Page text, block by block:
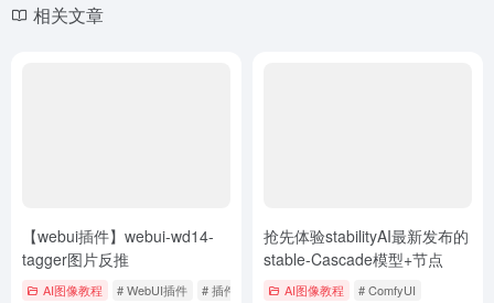
相关文章
【webui插件】webui-wd14-
tagger图片反推
AI图像教程 # WebUI插件 # 插件
抢先体验stabilityAI最新发布的
stable-Cascade模型+节点
AI图像教程 # ComfyUI